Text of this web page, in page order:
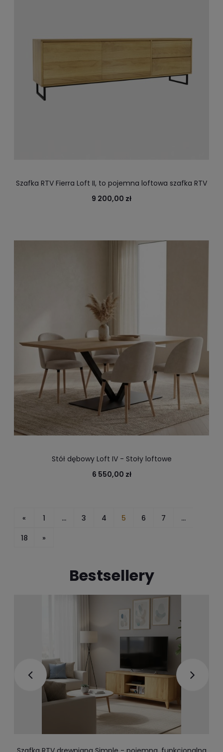
Szafka RTV Fierra Loft II, to pojemna loftowa szafka RTV
z praktycznymi szufladami, szerokość 210 cm
9 200,00 zł
Stół dębowy Loft IV - Stoły loftowe
6 550,00 zł
« 1 ... 3 4 5 6 7
...
18
»
Bestsellery